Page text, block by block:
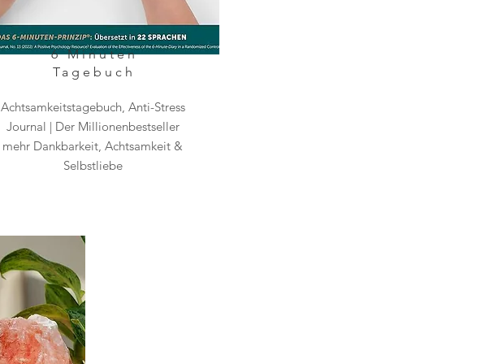
6 Minuten
Tagebuch
Achtsamkeitstagebuch, Anti-Stress
Journal | Der Millionenbestseller
mehr Dankbarkeit, Achtsamkeit &
Selbstliebe